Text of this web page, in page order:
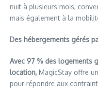
nuit à plusieurs mois,
mais également à la
Des hébergements gérés
Avec 97 % des logements
location, MagicStay offre
pour répondre aux